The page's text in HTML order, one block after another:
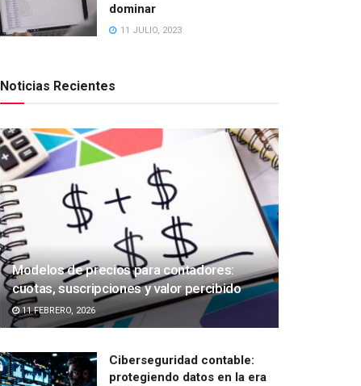
dominar
11 JULIO, 2023
Noticias Recientes
Modelos de precios para contadores:
cuotas, suscripciones y valor percibido
11 FEBRERO, 2026
Ciberseguridad contable:
protegiendo datos en la era